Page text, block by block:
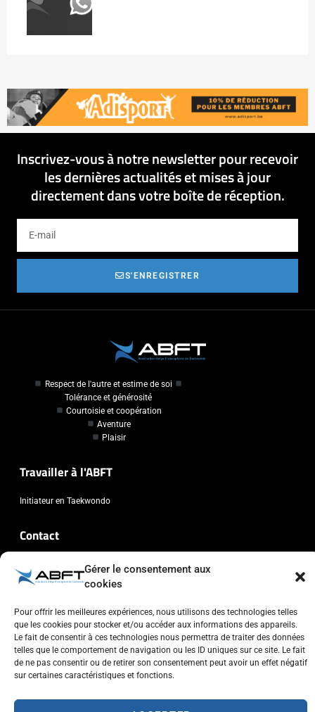
Gérer le consentement aux
cookies
Pour offrir les meilleures expériences, nous utilisons des technologies telles
que les cookies pour stocker et/ou accéder aux informations des appareils.
Le fait de consentir à ces technologies nous permettra de traiter des données
telles que le comportement de navigation ou les ID uniques sur ce site. Le fait
de ne pas consentir ou de retirer son consentement peut avoir un effet négatif
sur certaines caractéristiques et fonctions.
Inscrivez-vous à notre newsletter pour recevoir
les dernières actualités et mises à jour
directement dans votre boîte de réception.
S'ENREGISTRER
Respect de l'autre et estime de soi
Tolérance et générosité
Courtoisie et coopération
Aventure
Plaisir
Travailler à l'ABFT
Initiateur en Taekwondo
Contact
Association Belge Francophone de Taekwondo
Chaussée de Wavre, 2057 - 1160 Auderghem
+32 (0)2 347 34 77